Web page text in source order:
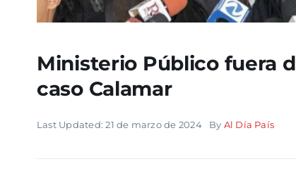
Ministerio Público fuera
caso Calamar
Last Updated: 21 de marzo de 2024 By Al Día País